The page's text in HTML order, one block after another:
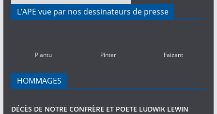
ACTIVITES
PASSEES
L’APE vue par nos dessinateurs de presse
Plantu Pinter Faizant
HOMMAGES
DÉCÈS DE NOTRE CONFRÈRE ET POETE LUDWIK LEWIN